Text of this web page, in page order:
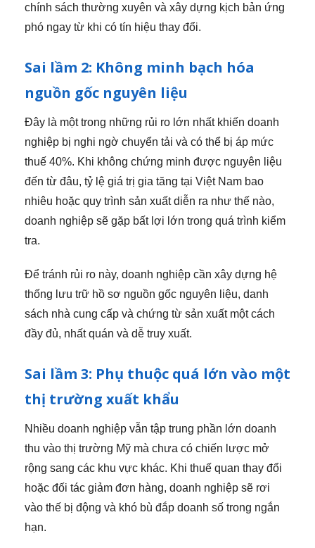
chính sách thường xuyên và xây dựng kịch bản ứng
phó ngay từ khi có tín hiệu thay đổi.
Sai lầm 2: Không minh bạch hóa
nguồn gốc nguyên liệu
Đây là một trong những rủi ro lớn nhất khiến doanh
nghiệp bị nghi ngờ chuyển tải và có thể bị áp mức
thuế 40%. Khi không chứng minh được nguyên liệu
đến từ đâu, tỷ lệ giá trị gia tăng tại Việt Nam bao
nhiêu hoặc quy trình sản xuất diễn ra như thế nào,
doanh nghiệp sẽ gặp bất lợi lớn trong quá trình kiểm
tra.
Để tránh rủi ro này, doanh nghiệp cần xây dựng hệ
thống lưu trữ hồ sơ nguồn gốc nguyên liệu, danh
sách nhà cung cấp và chứng từ sản xuất một cách
đầy đủ, nhất quán và dễ truy xuất.
Sai lầm 3: Phụ thuộc quá lớn vào một
thị trường xuất khẩu
Nhiều doanh nghiệp vẫn tập trung phần lớn doanh
thu vào thị trường Mỹ mà chưa có chiến lược mở
rộng sang các khu vực khác. Khi thuế quan thay đổi
hoặc đối tác giảm đơn hàng, doanh nghiệp sẽ rơi
vào thế bị động và khó bù đắp doanh số trong ngắn
hạn.